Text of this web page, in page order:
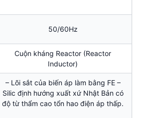
50/60Hz
Cuộn kháng Reactor (Reactor
Inductor)
– Lõi sắt của biến áp làm bằng FE –
Silic định hướng xuất xứ Nhật Bản có
độ từ thẩm cao tổn hao điện áp thấp.